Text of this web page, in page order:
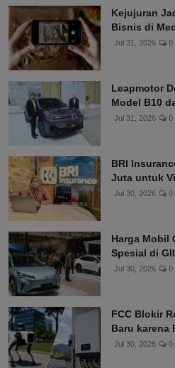
Kejujuran
Bisnis di
Jul 31, 2026 0
Leapmotor
Model B10
Jul 31, 2026 0
BRI
Juta untuk
Jul 30, 2026 0
Harga Mobil
Spesial di
Jul 30, 2026 0
FCC Blokir
Baru karena
Jul 30, 2026 0